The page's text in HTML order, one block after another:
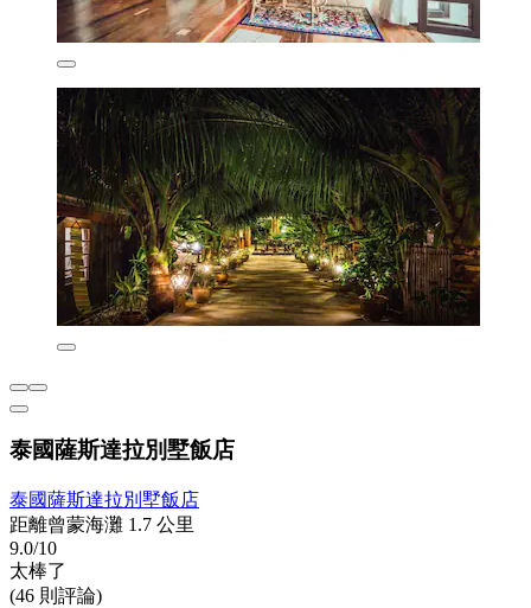
泰國薩斯達拉別墅飯店
泰國薩斯達拉別墅飯店
距離曾蒙海灘 1.7 公里
9.0/10
太棒了
(46 則評論)